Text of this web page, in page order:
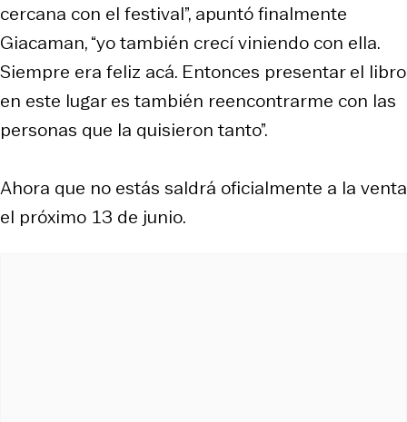
cercana con el festival”, apuntó finalmente
Giacaman, “yo también crecí viniendo con ella.
Siempre era feliz acá. Entonces presentar el libro
en este lugar es también reencontrarme con las
personas que la quisieron tanto”.
Ahora que no estás saldrá oficialmente a la venta
el próximo 13 de junio.